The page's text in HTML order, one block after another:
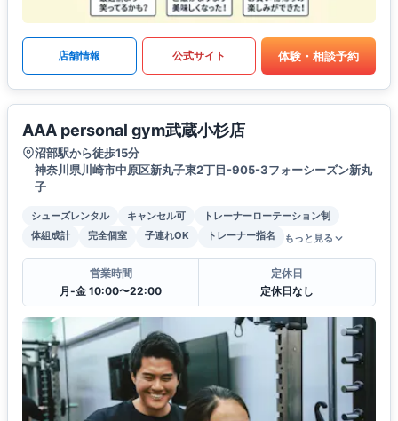
店舗情報 公式サイト 体験・相談予約
AAA personal gym武蔵小杉店
沼部駅から徒歩15分
神奈川県川崎市中原区新丸子東2丁目-905-3フォーシーズン新丸
子
シューズレンタル キャンセル可
トレーナーローテーション制
体組成計
完全個室 子連れOK トレーナー指名 もっと見る
営業時間
月-金 10:00〜22:00
定休日
定休日なし